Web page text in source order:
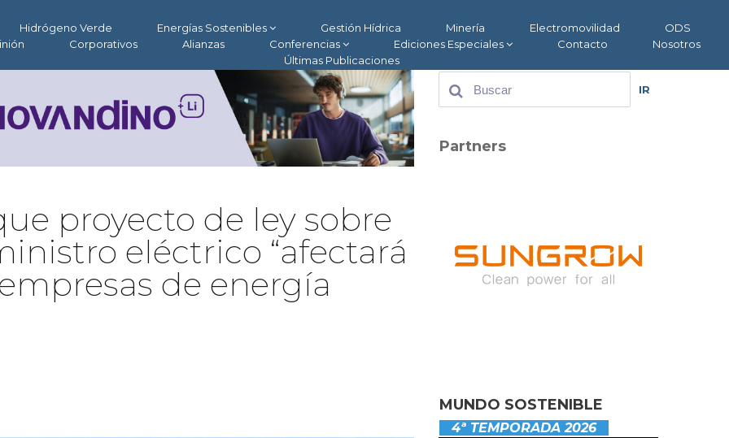
Hidrógeno Verde Energías Sostenibles Gestión Hídrica Minería Electromovilidad
ODS
Corporativos Alianzas Conferencias Ediciones Especiales Contacto
Nosotros
Últimas Publicaciones
proyecto de ley sobre
eléctrico “afectará
de energía
IR
Partners
MUNDO SOSTENIBLE
4ª TEMPORADA 2026